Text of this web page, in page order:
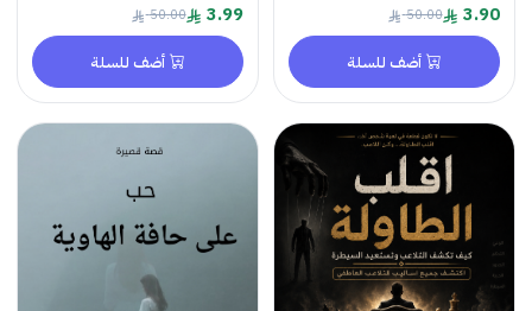
3.90
50.00
أضف للسلة
3.99
50.00
أضف للسلة